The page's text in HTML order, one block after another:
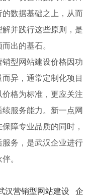
数据基础之上，从而
并践行这些原则，是
出的基石。
型网站建设价格因功
异，通常定制化项目
格为标准，更应关注
服务能力。新一点网
障专业品质的同时，
务，是武汉企业进行
。
汉营销型网站建设
企